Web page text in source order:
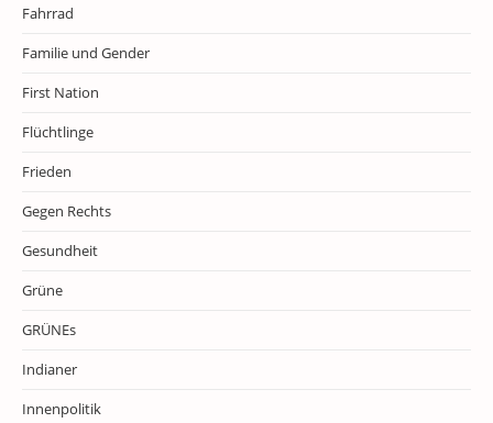
Fahrrad
Familie und Gender
First Nation
Flüchtlinge
Frieden
Gegen Rechts
Gesundheit
Grüne
GRÜNEs
Indianer
Innenpolitik